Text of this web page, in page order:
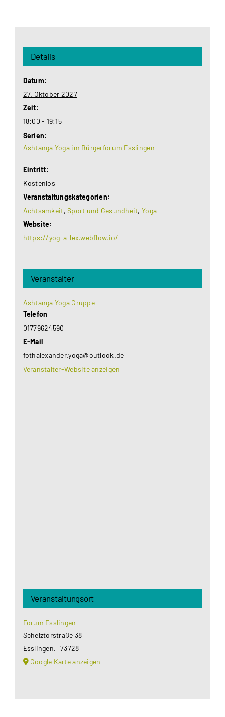
Details
Datum:
27. Oktober 2027
Zeit:
18:00 - 19:15
Serien:
Ashtanga Yoga im Bürgerforum Esslingen
Eintritt:
Kostenlos
Veranstaltungskategorien:
Achtsamkeit,Sport und Gesundheit, Yoga
Website:
https://yog-a-lex.webflow.io/
Veranstalter
Ashtanga Yoga Gruppe
Telefon
01779624590
E-Mail
fothalexander.yoga@outlook.de
Veranstalter-Website anzeigen
Veranstaltungsort
Forum Esslingen
Schelztorstraße 38
Esslingen, 73728
Google Karte anzeigen